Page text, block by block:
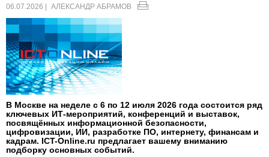
06.07.2026 | АЛЕКСАНДР АБРАМОВ
В Москве на неделе с 6 по 12 июля 2026 года состоится ряд
ключевых ИТ-мероприятий, конференций и выставок,
посвящённых информационной безопасности,
цифровизации, ИИ, разработке ПО, интернету, финансам и
кадрам. ICT-Online.ru предлагает вашему вниманию
подборку основных событий.